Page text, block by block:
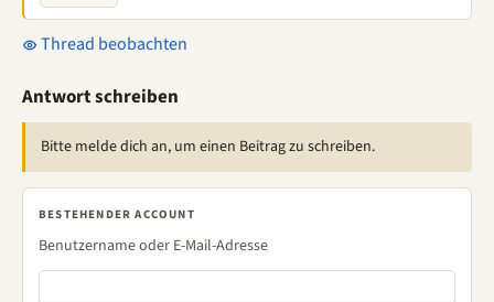
Thread beobachten
Antwort schreiben
Bitte melde dich an, um einen Beitrag zu schreiben.
BESTEHENDER ACCOUNT
Benutzername oder E-Mail-Adresse